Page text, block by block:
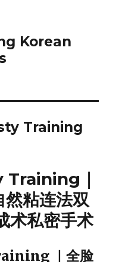
Korean
Training
｜
粘连法双
术私密手术
｜全脸